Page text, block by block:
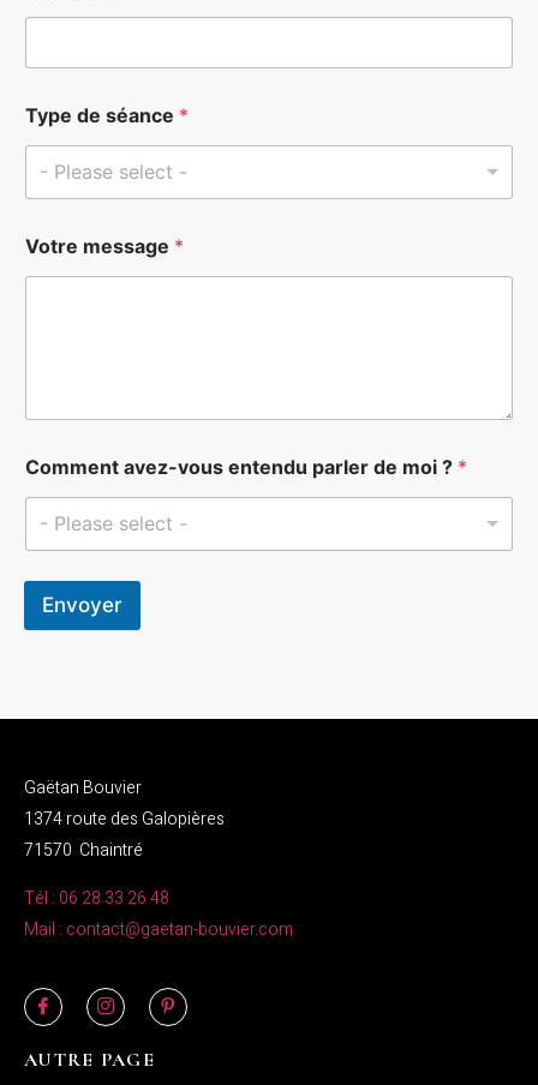
Type de séance *
- Please select -
o
m
Votre message *
Comment avez-vous entendu parler de moi ? *
- Please select -
Envoyer
Gaëtan Bouvier
1374 route des Galopières
71570 Chaintré
Tél : 06 28 33 26 48
Mail : contact@gaetan-bouvier.com
AUTRE PAGE